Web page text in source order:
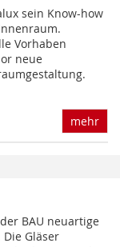
sein Know-how
Vorhaben
neue
mehr
BAU neuartige
Die Gläser